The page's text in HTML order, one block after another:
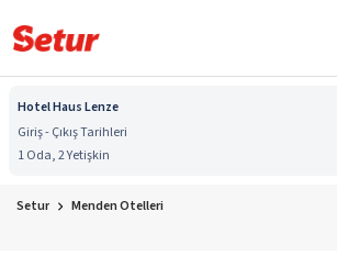
Hotel Haus Lenze
Giriş - Çıkış Tarihleri
1 Oda, 2 Yetişkin
Setur Menden Otelleri